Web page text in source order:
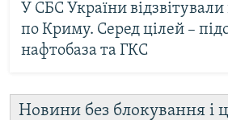
У СБС України відзвітували
по Криму. Серед цілей –
нафтобаза та ГКС
Новини без блокування і